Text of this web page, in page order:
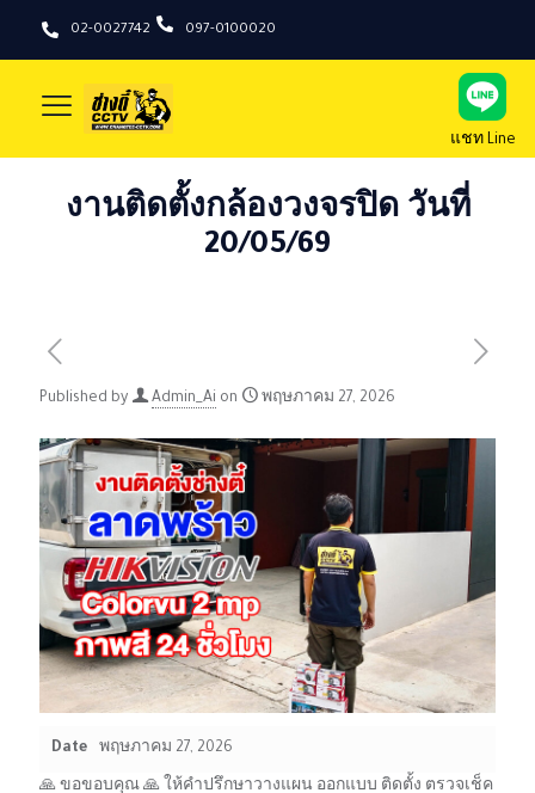
02-0027742 097-0100020
แชท Line
งานติดตั้งกล้องวงจรปิด วันที่
20/05/69
Published by Admin_Ai on พฤษภาคม 27, 2026
Date พฤษภาคม 27, 2026
🙏 ขอขอบคุณ 🙏 ให้คำปรึกษาวางแผน ออกแบบ ติดตั้ง ตรวจเช็ค